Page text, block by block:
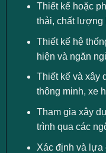
Thiết kế hoặc
thải, chất lượng
Thiết kế hệ
hiện và ngăn
Thiết kế và xây
thông minh, xe
Tham gia xây
trình qua các
Xác định và lựa